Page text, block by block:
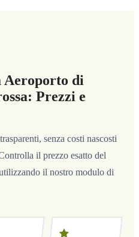
di
Prezzi e
senza costi nascosti
il prezzo esatto del
il nostro modulo di